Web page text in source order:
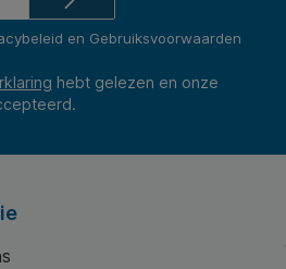
en Gebruiksvoorwaarden
hebt gelezen en onze